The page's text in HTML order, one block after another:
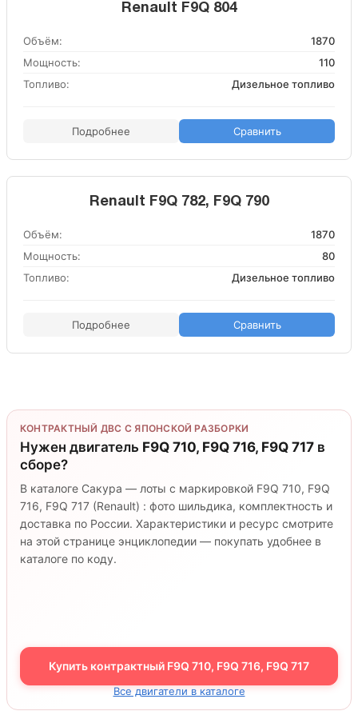
Renault F9Q 804
Объём:
1870
Мощность:
110
Топливо:
Дизельное топливо
Подробнее Сравнить
Renault F9Q 782, F9Q 790
Объём:
1870
Мощность:
80
Топливо:
Дизельное топливо
Подробнее Сравнить
КОНТРАКТНЫЙ ДВС С ЯПОНСКОЙ РАЗБОРКИ
Нужен двигатель F9Q 710, F9Q 716, F9Q 717 в
сборе?
В каталоге Сакура — лоты с маркировкой F9Q 710, F9Q
716, F9Q 717 (Renault) : фото шильдика, комплектность и
доставка по России. Характеристики и ресурс смотрите
на этой странице энциклопедии — покупать удобнее в
каталоге по коду.
Купить контрактный F9Q 710, F9Q 716, F9Q 717
Все двигатели в каталоге